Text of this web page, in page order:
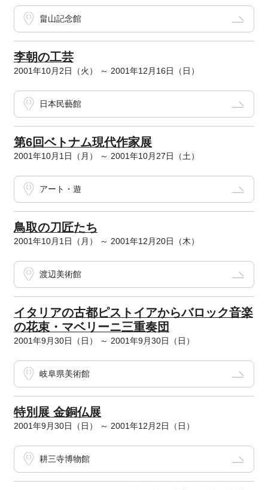
畠山記念館
李朝の工芸
2001年10月2日（火） ～ 2001年12月16日（日）
日本民藝館
第6回ベトナム現代作家展
2001年10月1日（月） ～ 2001年10月27日（土）
アート・遊
鳥取の刀匠たち
2001年10月1日（月） ～ 2001年12月20日（木）
渡辺美術館
イタリアの古都ピストイアからバロック音楽
の花束・マベリーニ三重奏団
2001年9月30日（日） ～ 2001年9月30日（日）
岐阜県美術館
特別展 金銅仏展
2001年9月30日（日） ～ 2001年12月2日（日）
耕三寺博物館